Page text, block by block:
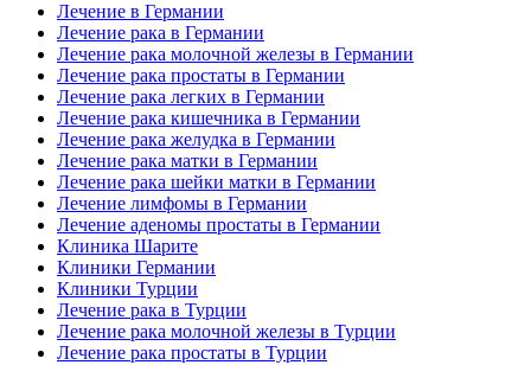
Лечение в Германии
Лечение рака в Германии
Лечение рака молочной железы в Германии
Лечение рака простаты в Германии
Лечение рака легких в Германии
Лечение рака кишечника в Германии
Лечение рака желудка в Германии
Лечение рака матки в Германии
Лечение рака шейки матки в Германии
Лечение лимфомы в Германии
Лечение аденомы простаты в Германии
Клиника Шарите
Клиники Германии
Клиники Турции
Лечение рака в Турции
Лечение рака молочной железы в Турции
Лечение рака простаты в Турции